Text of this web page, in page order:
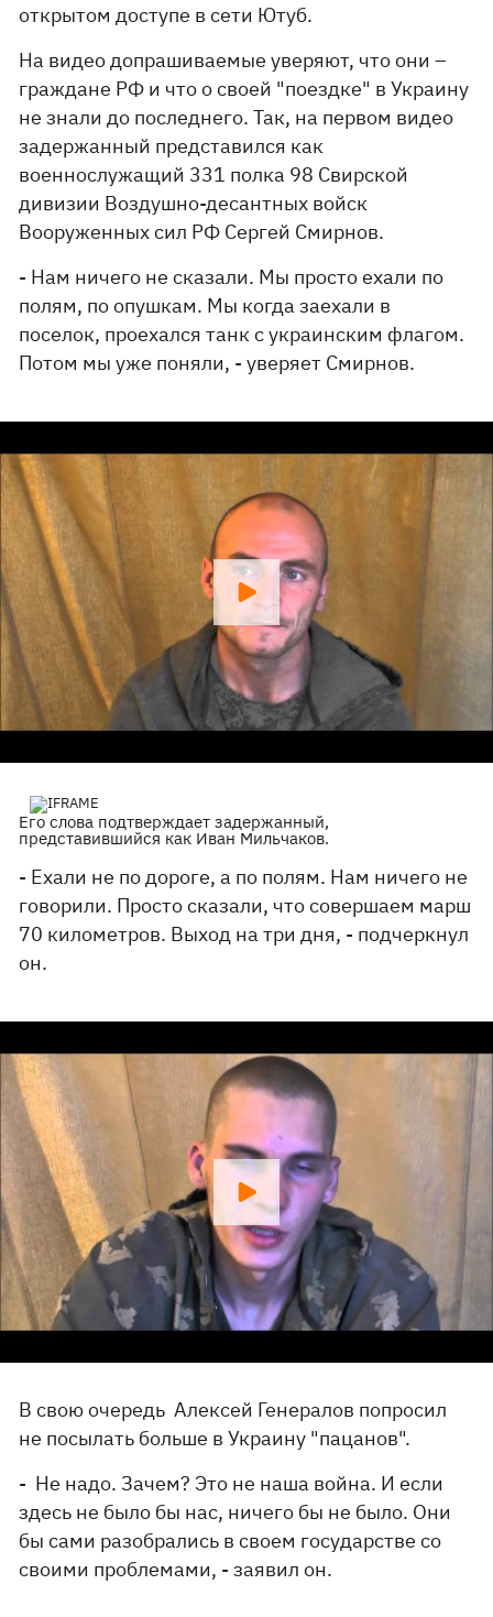
открытом доступе в сети Ютуб.
На видео допрашиваемые уверяют, что они –
граждане РФ и что о своей "поездке" в Украину
не знали до последнего. Так, на первом видео
задержанный представился как
военнослужащий 331 полка 98 Свирской
дивизии Воздушно-десантных войск
Вооруженных сил РФ Сергей Смирнов.
- Нам ничего не сказали. Мы просто ехали по
полям, по опушкам. Мы когда заехали в
поселок, проехался танк с украинским флагом.
Потом мы уже поняли, - уверяет Смирнов.
Его слова подтверждает задержанный,
представившийся как Иван Мильчаков.
- Ехали не по дороге, а по полям. Нам ничего не
говорили. Просто сказали, что совершаем марш
70 километров. Выход на три дня, - подчеркнул
он.
В свою очередь Алексей Генералов попросил
не посылать больше в Украину "пацанов".
- Не надо. Зачем? Это не наша война. И если
здесь не было бы нас, ничего бы не было. Они
бы сами разобрались в своем государстве со
своими проблемами, - заявил он.